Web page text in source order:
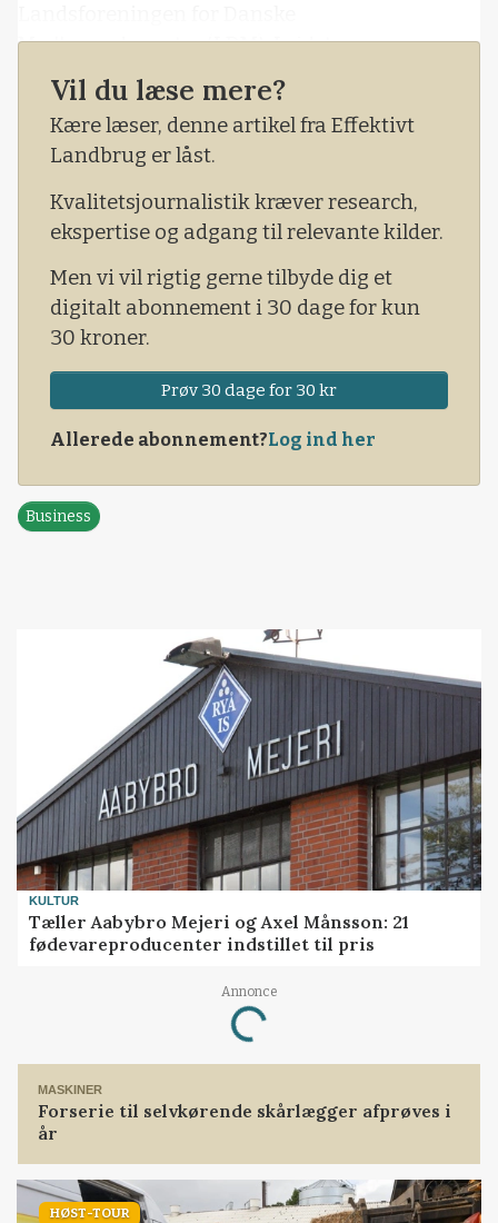
Mælkeproducenter (LDM). I sidste uge
opfordrede foreningen formand Kjartan
Poulsen netop Arla til at stoppe al samhandel
med det østlige land, ovenpå dennes invasion
af Ukraine.
Vil du læse mere?
Kære læser, denne artikel fra Effektivt
Landbrug er låst.
Kvalitetsjournalistik kræver research,
ekspertise og adgang til relevante kilder.
Men vi vil rigtig gerne tilbyde dig et
digitalt abonnement i 30 dage for kun
30 kroner.
Prøv 30 dage for 30 kr
Allerede abonnement?Log ind her
Business
KULTUR
Tæller Aabybro Mejeri og Axel Månsson: 21
fødevareproducenter indstillet til pris
Annonce
Loading...
MASKINER
Forserie til selvkørende skårlægger afprøves i
år
HØST-TOUR